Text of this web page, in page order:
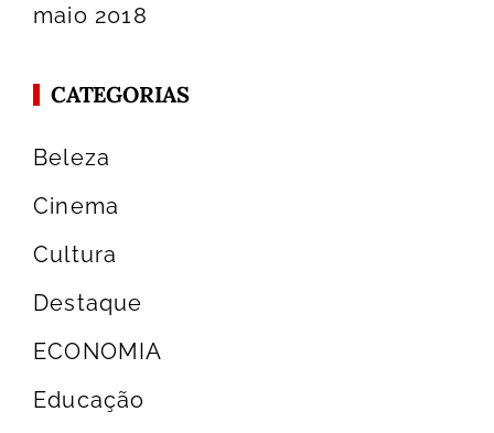
maio 2018
CATEGORIAS
Beleza
Cinema
Cultura
Destaque
ECONOMIA
Educação